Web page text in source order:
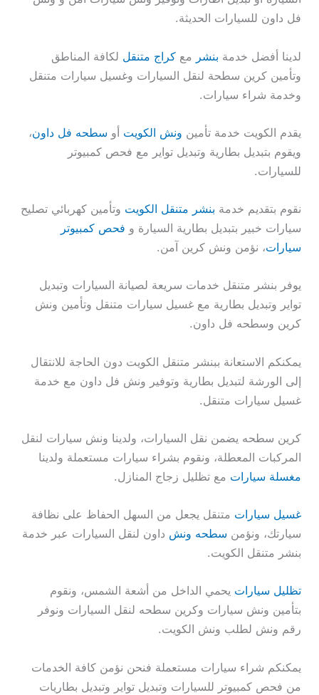
فل داون للسيارات الحديثة.
لدينا أفضل خدمة بنشر معكراج متنقل لكافة المناطق
وتأمين كرين سطحة لنقل السيارات وغسيل سيارات متنقل
وخدمة شراء سيارات.
يقدم الكويت خدمة تأمين ونش الكويت أو سطحه فل داون،
ويقوم بتبديل بطارية وتبديل تواير مع فحص كمبيوتر
للسيارات.
نقوم بتقديم خدمة بنشر متنقل الكويت وتأمين كهربائي تصليح
سيارات خبير بتبديل بطارية السيارة و فحص كمبيوتر
سيارات، نؤمن ونش كرين آمن.
يوفر بنشر متنقل خدمات سريعة لصيانة السيارات وتبديل
تواير وتبديل بطارية مع غسيل سيارات متنقل وتأمين ونش
كرين وسطحه فل داون.
يمكنكم الاستعانة ببنشر متنقل الكويت دون الحاجة للانتقال
إلى الورشة لتبديل بطارية وتوفير ونش فل داون مع خدمة
غسيل سيارات متنقل.
كرين سطحه يضمن نقل السيارات، ولدينا ونش سيارات لنقل
المركبات المعطلة، ونقوم بشراء سيارات مستعملة ولدينا
مغسلة سيارات مع تظليل زجاج المنازل.
غسيل سيارات متنقل يجعل من السهل الحفاظ على نظافة
سيارتك، ونؤمن سطحه ونش داون لنقل السيارات عبر خدمة
بنشر متنقل الكويت.
تظليل سيارات يحمي الداخل من أشعة الشمس، ونقوم
بتأمين ونش سيارات وكرين سطحه لنقل السيارات ونوفر
رقم ونش لطلب ونش الكويت.
يمكنكم شراء سيارات مستعملة فنحن نؤمن كافة الخدمات
من فحص كمبيوتر للسيارات وتبديل تواير وتبديل بطاريات